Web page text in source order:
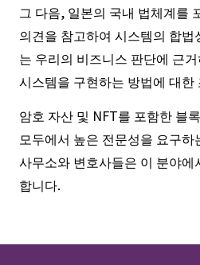
그 다음, 일본의 국내 법체계를
의견을 참고하여 시스템의 합
는 우리의 비즈니스 판단에 근
시스템을 구현하는 방법에 대한
암호 자산 및 NFT를 포함한 블
모두에서 높은 전문성을 요구
사무소와 변호사들은 이 분야
합니다.